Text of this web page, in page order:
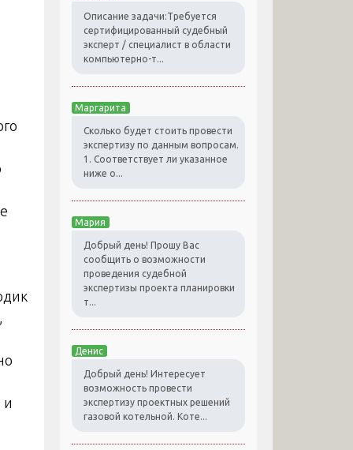
и
Описание задачи:Требуется
сертифицированный судебный
эксперт / специалист в области
компьютерно-т...
Маргарита
Сколько будет стоить провести
экспертизу по данным вопросам.
1. Соответствует ли указанное
ниже о...
Мария
Добрый день! Прошу Вас
сообщить о возможности
проведения судебной
экспертизы проекта планировки
т...
Денис
Добрый день! Интересует
возможность провести
экспертизу проектных решений
газовой котельной. Коте...